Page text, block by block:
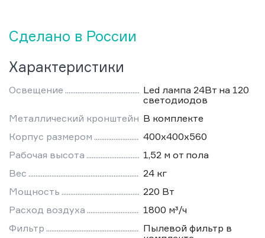
Сделано в России
Характеристики
Освещение
Led лампа 24Вт на 120
светодиодов
Металлический кронштейн В комплекте
Корпус размером
400х400х560
Рабочая высота
1,52 м от пола
Вес
24 кг
Мощность
220 Вт
Расход воздуха
1800 м³/ч
Фильтр
Пылевой фильтр в